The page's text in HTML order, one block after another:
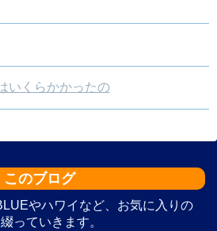
いくらかかったの
このブログ
やハワイなど、お気に入りの
っていきます。